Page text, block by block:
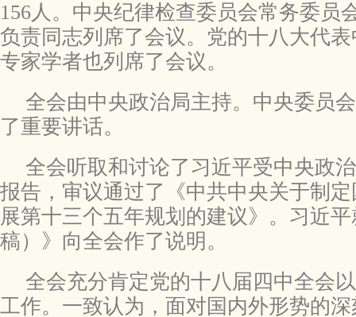
156人。中央纪律检查委员会常务委员
负责同志列席了会议。党的十八大代
专家学者也列席了会议。
全会由中央政治局主持。中央委员
了重要讲话。
全会听取和讨论了习近平受中央政
报告，审议通过了《中共中央关于制
展第十三个五年规划的建议》。习近
稿）》向全会作了说明。
全会充分肯定党的十八届四中全会
工作。一致认为，面对国内外形势的